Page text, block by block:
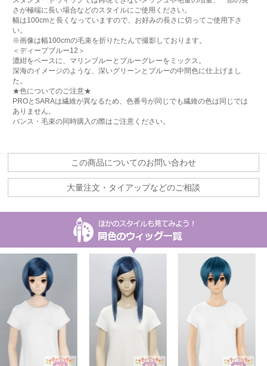
さが極端に長い場合などのスタイルにご使用ください。
幅は100cmと長くなっていますので、お好みの長さに切ってご使用下さ
い。
※画像は幅100cmの毛束を折りたたんで撮影しております。
＜ディープブルー12＞
濃紺をベースに、マリンブルーとブルーグレーをミックス。
深海のイメージのような、深いグリーンとブルーの中間色に仕上げまし
た。
★色についてのご注意★
PROとSARAは繊維が異なるため、色番号が同じでも繊維の色は同じでは
ありません。
バンス・毛束の同時購入の際はご注意ください。
この商品についてのお問い合わせ
大量注文・タイアップなどのご相談